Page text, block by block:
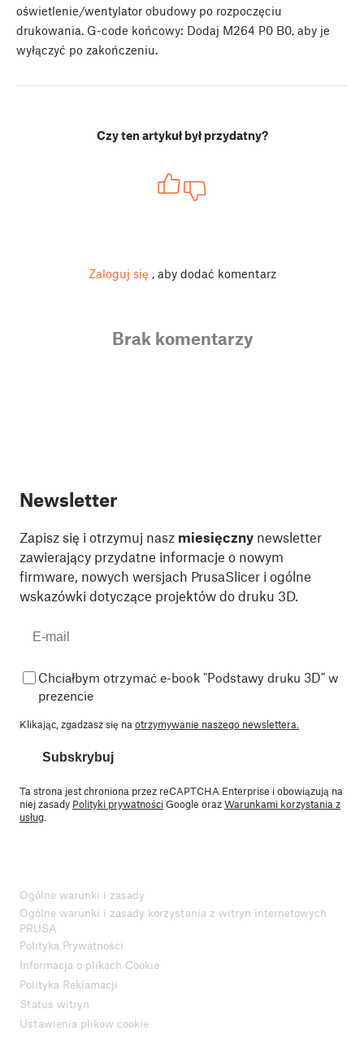
oświetlenie/wentylator obudowy po rozpoczęciu
drukowania. G-code końcowy: Dodaj M264 P0 B0, aby je
wyłączyć po zakończeniu.
Czy ten artykuł był przydatny?
Zaloguj się , aby dodać komentarz
Brak komentarzy
Newsletter
Zapisz się i otrzymuj nasz miesięczny newsletter
zawierający przydatne informacje o nowym
firmware, nowych wersjach PrusaSlicer i ogólne
wskazówki dotyczące projektów do druku 3D.
Chciałbym otrzymać e-book "Podstawy druku 3D" w
prezencie
Klikając, zgadzasz się na otrzymywanie naszego newslettera.
Subskrybuj
Ta strona jest chroniona przez reCAPTCHA Enterprise i obowiązują na
niej zasady Polityki prywatnościGoogle orazWarunkami korzystania z
usług
Ogólne warunki i zasady
Ogólne warunki i zasady korzystania z witryn internetowych
PRUSA
Polityka Prywatności
Informacja o plikach Cookie
Polityka Reklamacji
Status witryn
Ustawienia plików cookie